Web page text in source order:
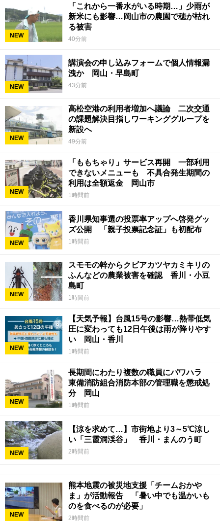
NEW
「これから一番水がいる時期…」少雨が
新米にも影響…岡山市の農園で穂が枯れ
る被害
40分前
NEW
講演会の申し込みフォームで個人情報漏
洩か 岡山・早島町
43分前
NEW
高松空港の利用者増加へ議論 二次交通
の課題解決目指しワーキンググループを
新設へ
49分前
NEW
「ももちゃり」サービス再開 一部利用
できないメニューも 不具合発生期間の
利用は全額返金 岡山市
1時間前
NEW
香川県知事選の投票率アップへ啓発グッ
ズ公開 「親子投票記念証」も初配布
1時間前
NEW
スモモの幹からクビアカツヤカミキリの
ふんなどの農業被害を確認 香川・小豆
島町
1時間前
NEW
【天気予報】台風15号の影響…熱帯低気
圧に変わっても12日午後は雨が降りやす
い 岡山・香川
1時間前
NEW
長期間にわたり複数の職員にパワハラ
東備消防組合消防本部の管理職を懲戒処
分 岡山
1時間前
NEW
【涼を求めて…】市街地より3～5℃涼し
い「三霞洞渓谷」 香川・まんのう町
2時間前
NEW
熊本地震の被災地支援「チームおかや
ま」が活動報告 「暑い中でも温かいも
のを食べるのが必要」
2時間前